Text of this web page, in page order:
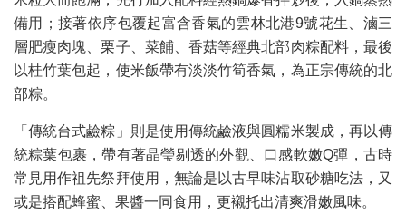
備用；接著依序包覆起富含香氣的雲林北港9號花生、滷三
層肥瘦肉塊、栗子、菜餔、香菇等經典北部肉粽配料，最後
以桂竹葉包起，使米飯帶有淡淡竹筍香氣，為正宗傳統的北
部粽。
「傳統台式鹼粽」則是使用傳統鹼液與圓糯米製成，再以傳
統粽葉包裹，帶有著晶瑩剔透的外觀、口感軟嫩Q彈，古時
常見用作祖先祭拜使用，無論是以古早味沾取砂糖吃法，又
或是搭配蜂蜜、果醬一同食用，更襯托出清爽滑嫩風味。